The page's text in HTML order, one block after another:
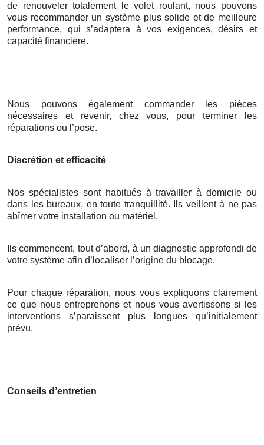
de renouveler totalement le volet roulant, nous pouvons
vous recommander un système plus solide et de meilleure
performance, qui s’adaptera à vos exigences, désirs et
capacité financière.
Nous pouvons également commander les pièces
nécessaires et revenir, chez vous, pour terminer les
réparations ou l’pose.
Discrétion et efficacité
Nos spécialistes sont habitués à travailler à domicile ou
dans les bureaux, en toute tranquillité. Ils veillent à ne pas
abîmer votre installation ou matériel.
Ils commencent, tout d’abord, à un diagnostic approfondi de
votre système afin d’localiser l’origine du blocage.
Pour chaque réparation, nous vous expliquons clairement
ce que nous entreprenons et nous vous avertissons si les
interventions s’paraissent plus longues qu’initialement
prévu.
Conseils d’entretien